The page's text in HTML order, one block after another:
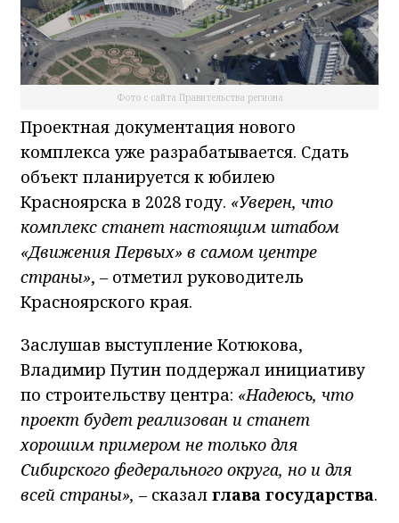
Фото с сайта Правительства региона
Проектная документация нового
комплекса уже разрабатывается. Сдать
объект планируется к юбилею
Красноярска в 2028 году. «Уверен, что
комплекс станет настоящим штабом
«Движения Первых» в самом центре
страны»,– отметил руководитель
Красноярского края.
Заслушав выступление Котюкова,
Владимир Путин поддержал инициативу
по строительству центра: «Надеюсь, что
проект будет реализован и станет
хорошим примером не только для
Сибирского федерального округа, но и для
всей страны», –сказал глава государства.